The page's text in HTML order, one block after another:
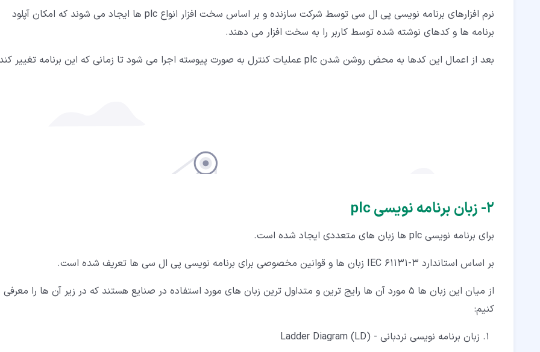
۶‏-‏۲‏- راه اندازی پمپ
نرم افزارهای برنامه نویسی پی ال سی توسط شرکت سازنده و بر اساس سخت افزار انواع plc ها ایجاد می شوند که امکان آپلود
برنامه ها و کدهای نوشته شده توسط کاربر را به سخت افزار می دهند.
بعد از اعمال این کدها به محض روشن شدن plc عملیات کنترل به صورت پیوسته اجرا می شود تا زمانی که این برنامه تغییر کند.
۲‏- زبان برنامه نویسی plc
برای برنامه نویسی plc ها زبان های متعددی ایجاد شده است.
بر اساس استاندارد IEC 61131-3 زبان ها و قوانین مخصوصی برای برنامه نویسی پی ال سی ها تعریف شده است.
از میان این زبان ها 5 مورد آن ها رایج ترین و متداول ترین زبان های مورد استفاده در صنایع هستند که در زیر آن ها را
کنیم:
زبان برنامه نویسی نردبانی - Ladder Diagram (LD)